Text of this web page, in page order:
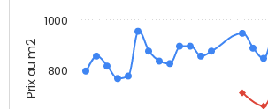
Prix au m2 800
1000